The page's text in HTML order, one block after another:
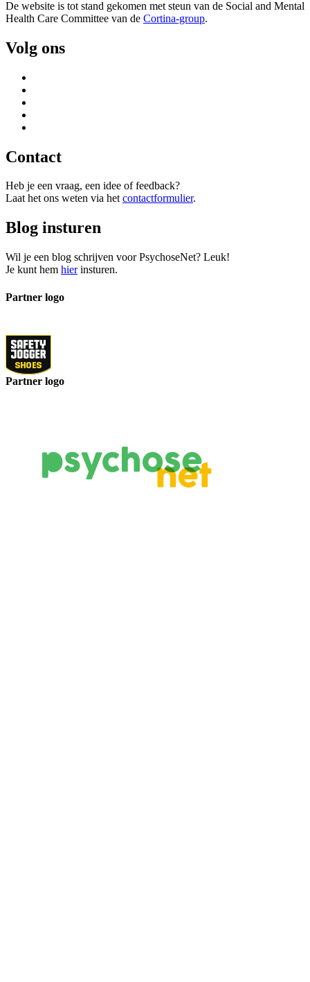
De website is tot stand gekomen met steun van de Social and Mental
Health Care Committee van de Cortina-group.
Volg ons
Contact
Heb je een vraag, een idee of feedback?
Laat het ons weten via hetcontactformulier.
Blog insturen
Wil je een blog schrijven voor PsychoseNet? Leuk!
Je kunt hem hierinsturen.
Partner logo
Partner logo